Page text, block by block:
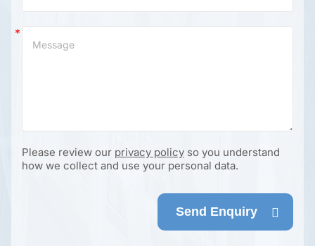
Please review our privacy policyso you understand
how we collect and use your personal data.
Send Enquiry